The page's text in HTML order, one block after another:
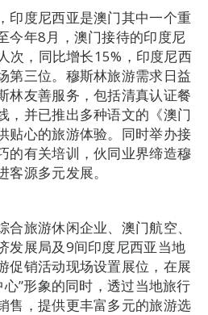
印度尼西亚是澳门其中一个重
今年8月，澳门接待的印度尼
次，同比增长15%，印度尼西
第三位。穆斯林旅游需求日益
林友善服务，包括清真认证餐
，并已推出多种语文的《澳门
贴心的旅游体验。同时举办接
的有关培训，伙同业界缔造穆
源多元发展。
旅游休闲企业、澳门航空、
发展局及9间印度尼西亚当地
促销活动现场设置展位，在展
”形象的同时，透过当地旅行
售，提供更丰富多元的旅游选